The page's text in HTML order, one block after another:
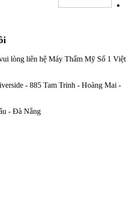
lòng liên hệ Máy Thẩm Mỹ Số 1 Việt
- 885 Tam Trinh - Hoàng Mai -
- Đà Nẵng